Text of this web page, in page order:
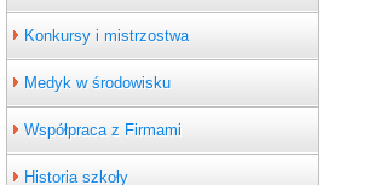
Konkursy i mistrzostwa
Medyk w środowisku
Współpraca z Firmami
Historia szkoły